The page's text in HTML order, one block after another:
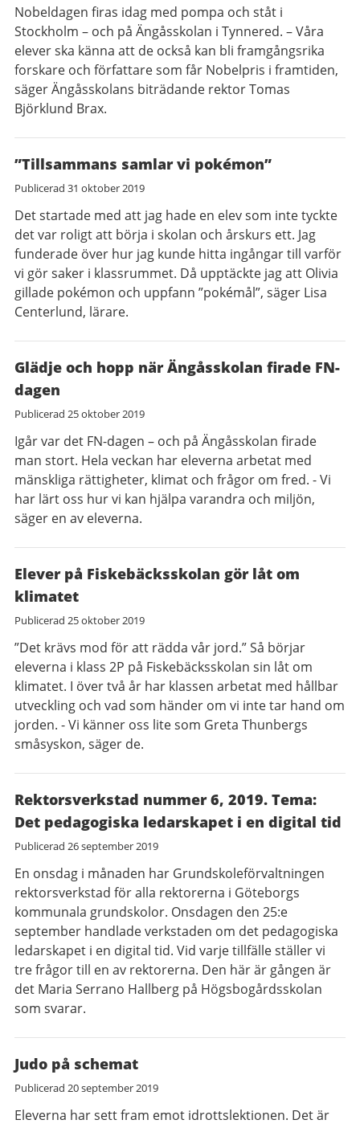
Nobeldagen firas idag med pompa och ståt i
Stockholm – och på Ängåsskolan i Tynnered. – Våra
elever ska känna att de också kan bli framgångsrika
forskare och författare som får Nobelpris i framtiden,
säger Ängåsskolans biträdande rektor Tomas
Björklund Brax.
”Tillsammans samlar vi pokémon”
Publicerad 31 oktober 2019
Det startade med att jag hade en elev som inte tyckte
det var roligt att börja i skolan och årskurs ett. Jag
funderade över hur jag kunde hitta ingångar till varför
vi gör saker i klassrummet. Då upptäckte jag att Olivia
gillade pokémon och uppfann ”pokémål”, säger Lisa
Centerlund, lärare.
Glädje och hopp när Ängåsskolan firade FN-
dagen
Publicerad 25 oktober 2019
Igår var det FN-dagen – och på Ängåsskolan firade
man stort. Hela veckan har eleverna arbetat med
mänskliga rättigheter, klimat och frågor om fred. - Vi
har lärt oss hur vi kan hjälpa varandra och miljön,
säger en av eleverna.
Elever på Fiskebäcksskolan gör låt om
klimatet
Publicerad 25 oktober 2019
”Det krävs mod för att rädda vår jord.” Så börjar
eleverna i klass 2P på Fiskebäcksskolan sin låt om
klimatet. I över två år har klassen arbetat med hållbar
utveckling och vad som händer om vi inte tar hand om
jorden. - Vi känner oss lite som Greta Thunbergs
småsyskon, säger de.
Rektorsverkstad nummer 6, 2019. Tema:
Det pedagogiska ledarskapet i en digital tid
Publicerad 26 september 2019
En onsdag i månaden har Grundskoleförvaltningen
rektorsverkstad för alla rektorerna i Göteborgs
kommunala grundskolor. Onsdagen den 25:e
september handlade verkstaden om det pedagogiska
ledarskapet i en digital tid. Vid varje tillfälle ställer vi
tre frågor till en av rektorerna. Den här är gången är
det Maria Serrano Hallberg på Högsbogårdsskolan
som svarar.
Judo på schemat
Publicerad 20 september 2019
Eleverna har sett fram emot idrottslektionen. Det är